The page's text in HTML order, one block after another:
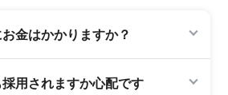
金はかかりますか？
、転職希望者の方からは費用は
用されますか心配です